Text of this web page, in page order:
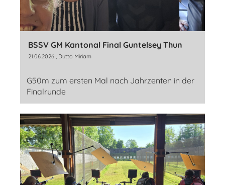
BSSV GM Kantonal Final Guntelsey Thun
21.06.2026 , Dutto Miriam
G50m zum ersten Mal nach Jahrzenten in der
Finalrunde